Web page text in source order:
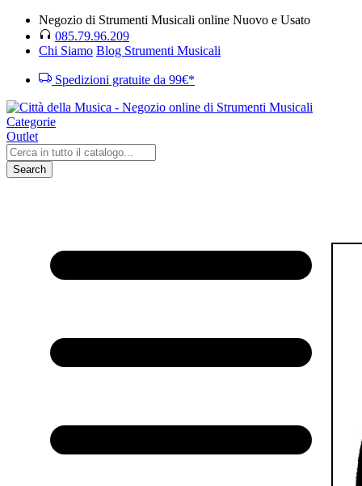
Negozio di Strumenti Musicali online Nuovo e Usato
085.79.96.209
Chi Siamo Blog Strumenti Musicali
Spedizioni gratuite da 99€*
Categorie
Outlet
Search